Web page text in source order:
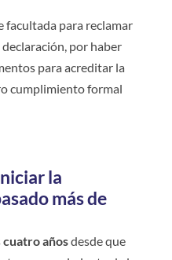
facultada para reclamar
por haber
para acreditar la
cumplimiento formal
la
más de
cuatro añosdesde que